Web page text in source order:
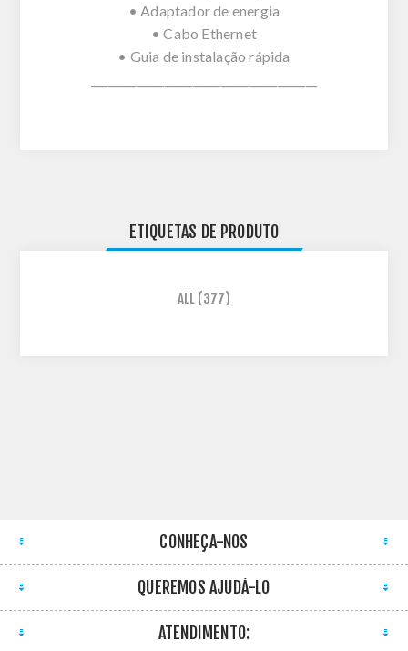
• Adaptador de energia
• Cabo Ethernet
• Guia de instalação rápida
ETIQUETAS DE PRODUTO
ALL (377)
CONHEÇA-NOS
QUEREMOS AJUDÁ-LO
ATENDIMENTO: